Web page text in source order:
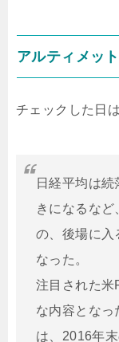
アルティメッ
チェックした日
日経平均は
きになるな
の、後場に入
なった。
注目された米
な内容となっ
は、2016年